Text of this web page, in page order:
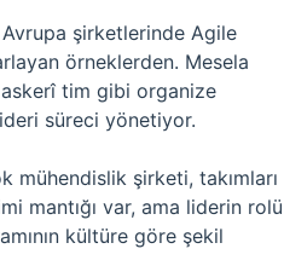
Avrupa şirketlerinde Agile
örneklerden. Mesela
askerî tim gibi organize
süreci yönetiyor.
mühendislik şirketi, takımları
mantığı var, ama liderin rolü
kültüre göre şekil